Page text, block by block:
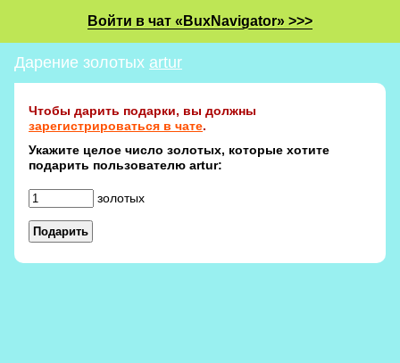
Войти в чат «BuxNavigator» >>>
Дарение золотых artur
Чтобы дарить подарки, вы должны
зарегистрироваться в чате.
Укажите целое число золотых, которые хотите
подарить пользователю artur:
золотых